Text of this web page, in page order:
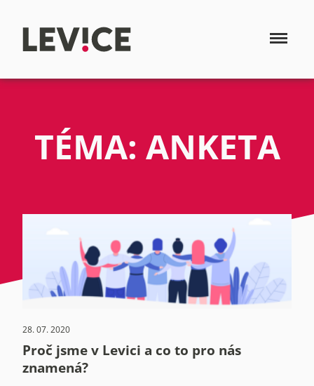
TÉMA: ANKETA
28. 07. 2020
Proč jsme v Levici a co to pro nás
znamená?